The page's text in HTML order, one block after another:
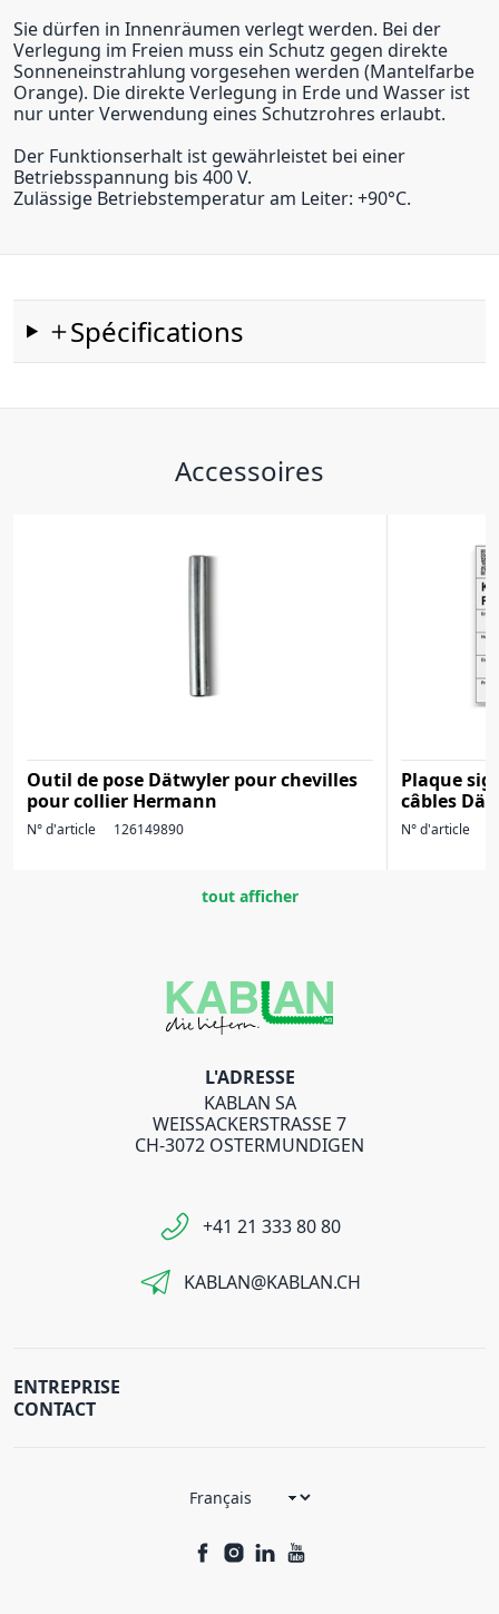
Sie dürfen in Innenräumen verlegt werden. Bei der
Verlegung im Freien muss ein Schutz gegen direkte
Sonneneinstrahlung vorgesehen werden (Mantelfarbe
Orange). Die direkte Verlegung in Erde und Wasser ist
nur unter Verwendung eines Schutzrohres erlaubt.
Der Funktionserhalt ist gewährleistet bei einer
Betriebsspannung bis 400 V.
Zulässige Betriebstemperatur am Leiter: +90°C.
Spécifications
Accessoires
Outil de pose Dätwyler pour chevilles
pour collier Hermann
N° d'article 126149890
Plaque
câbles
N° d'article
tout afficher
L'ADRESSE
KABLAN SA
WEISSACKERSTRASSE 7
CH-3072 OSTERMUNDIGEN
+41 21 333 80 80
KABLAN@KABLAN.CH
ENTREPRISE
CONTACT